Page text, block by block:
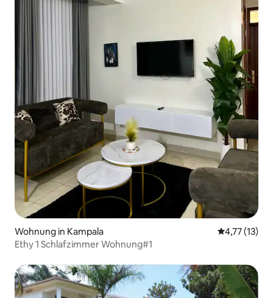
Wohnung in Kampala
4,77 (13)
Ethy 1 Schlafzimmer Wohnung#1